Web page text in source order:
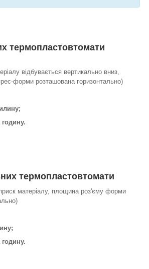
термопластовтомати
відбувається вертикально вниз,
форми розташована горизонтально)
термопластовтомати
матеріалу, площина роз'єму форми